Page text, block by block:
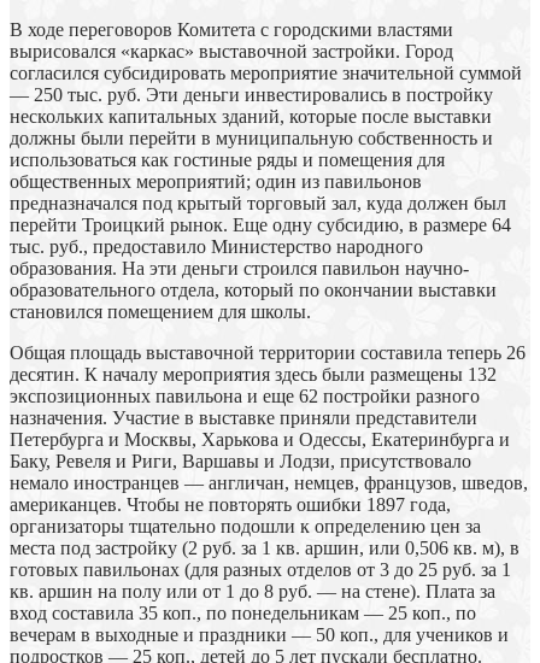
В ходе переговоров Комитета с городскими властями
вырисовался «каркас» выставочной застройки. Город
согласился субсидировать мероприятие значительной суммой
— 250 тыс. руб. Эти деньги инвестировались в постройку
нескольких капитальных зданий, которые после выставки
должны были перейти в муниципальную собственность и
использоваться как гостиные ряды и помещения для
общественных мероприятий; один из павильонов
предназначался под крытый торговый зал, куда должен был
перейти Троицкий рынок. Еще одну субсидию, в размере 64
тыс. руб., предоставило Министерство народного
образования. На эти деньги строился павильон научно-
образовательного отдела, который по окончании выставки
становился помещением для школы.
Общая площадь выставочной территории составила теперь 26
десятин. К началу мероприятия здесь были размещены 132
экспозиционных павильона и еще 62 постройки разного
назначения. Участие в выставке приняли представители
Петербурга и Москвы, Харькова и Одессы, Екатеринбурга и
Баку, Ревеля и Риги, Варшавы и Лодзи, присутствовало
немало иностранцев — англичан, немцев, французов, шведов,
американцев. Чтобы не повторять ошибки 1897 года,
организаторы тщательно подошли к определению цен за
места под застройку (2 руб. за 1 кв. аршин, или 0,506 кв. м), в
готовых павильонах (для разных отделов от 3 до 25 руб. за 1
кв. аршин на полу или от 1 до 8 руб. — на стене). Плата за
вход составила 35 коп., по понедельникам — 25 коп., по
вечерам в выходные и праздники — 50 коп., для учеников и
подростков — 25 коп., детей до 5 лет пускали бесплатно.